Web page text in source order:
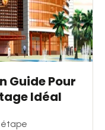
Guide Pour
Idéal